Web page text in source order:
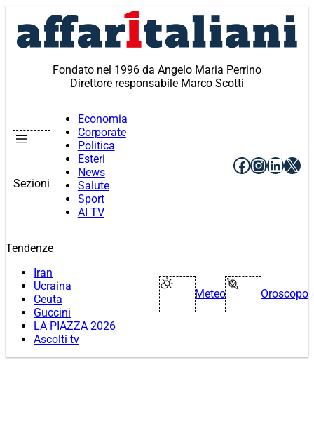
contenuto
Fondato nel 1996 da Angelo Maria Perrino
Direttore responsabile Marco Scotti
Sezioni
Economia
Corporate
Politica
Esteri
News
Salute
Sport
AI TV
Facebook
X
Tendenze
Iran
Ucraina
Ceuta
Guccini
LA PIAZZA 2026
Ascolti tv
Meteo Oroscopo